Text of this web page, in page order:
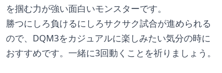
を掴む力が強い面白いモンスターです。
勝つにしろ負けるにしろサクサク試合が進められる
ので、DQM3をカジュアルに楽しみたい気分の時に
おすすめです。一緒に3回動くことを祈りましょう。